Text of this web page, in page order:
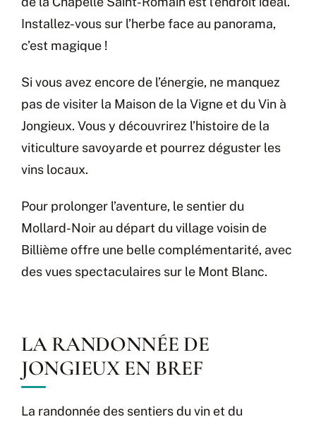
Installez-vous sur l’herbe face au panorama,
c’est magique !
Si vous avez encore de l’énergie, ne manquez
pas de visiter la Maison de la Vigne et du Vin à
Jongieux. Vous y découvrirez l’histoire de la
viticulture savoyarde et pourrez déguster les
vins locaux.
Pour prolonger l’aventure, le sentier du
Mollard-Noir au départ du village voisin de
Billième offre une belle complémentarité, avec
des vues spectaculaires sur le Mont Blanc.
LA RANDONNÉE DE
JONGIEUX EN BREF
La randonnée des sentiers du vin et du